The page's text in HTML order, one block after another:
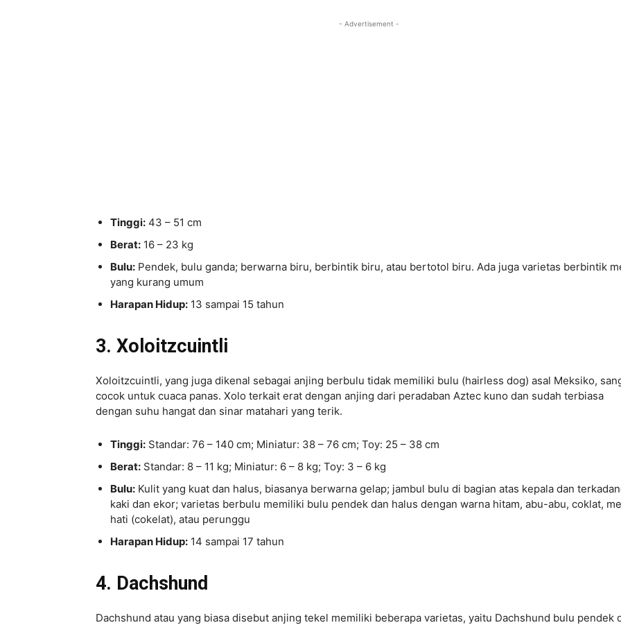
- Advertisement -
Tinggi: 43 – 51 cm
Berat: 16 – 23 kg
Bulu: Pendek, bulu ganda; berwarna biru, berbintik biru, atau bertotol biru. Ada juga varietas berbintik
yang kurang umum
Harapan Hidup: 13 sampai 15 tahun
3. Xoloitzcuintli
Xoloitzcuintli, yang juga dikenal sebagai anjing berbulu tidak memiliki bulu (hairless dog) asal Meksiko,
cocok untuk cuaca panas. Xolo terkait erat dengan anjing dari peradaban Aztec kuno dan sudah terbiasa
dengan suhu hangat dan sinar matahari yang terik.
Tinggi: Standar: 76 – 140 cm; Miniatur: 38 – 76 cm; Toy: 25 – 38 cm
Berat: Standar: 8 – 11 kg; Miniatur: 6 – 8 kg; Toy: 3 – 6 kg
Bulu: Kulit yang kuat dan halus, biasanya berwarna gelap; jambul bulu di bagian atas kepala dan
kaki dan ekor; varietas berbulu memiliki bulu pendek dan halus dengan warna hitam, abu-abu, coklat,
hati (cokelat), atau perunggu
Harapan Hidup: 14 sampai 17 tahun
4. Dachshund
Dachshund atau yang biasa disebut anjing tekel memiliki beberapa varietas, yaitu Dachshund bulu pendek